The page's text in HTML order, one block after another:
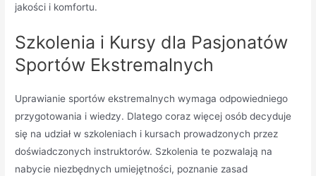
jakości i komfortu.
Szkolenia i Kursy dla Pasjonatów
Sportów Ekstremalnych
Uprawianie sportów ekstremalnych wymaga odpowiedniego
przygotowania i wiedzy. Dlatego coraz więcej osób decyduje
się na udział w szkoleniach i kursach prowadzonych przez
doświadczonych instruktorów. Szkolenia te pozwalają na
nabycie niezbędnych umiejętności, poznanie zasad